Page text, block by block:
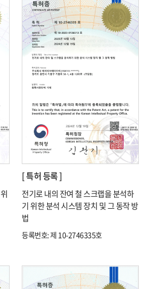
[ 특허 등록 ]
전기로 내의 잔여 철 스크랩을 분석하
기 위한 분석 시스템 장치 및 그 동작 방
법
등록번호: 제 10-2746335호​